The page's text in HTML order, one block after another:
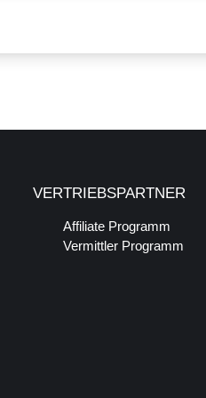
VERTRIEBSPARTNER
Affiliate Programm
Vermittler Programm